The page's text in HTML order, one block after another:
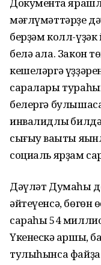
мәғлүмәттәрҙе
берҙәм колл-
белә ала. Закон
кешеләргә
саралары
белергә
инвалидлыҡ
сығыу ваҡыты
социаль ярҙам
Дәүләт Думаһы
әйтеүенсә,
сараһы 54
Үкенескә ҡаршы,
тулыһынса